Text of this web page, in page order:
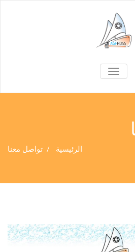
TOGGLE
NAVIGATION
الرئيسية / تواصل معنا